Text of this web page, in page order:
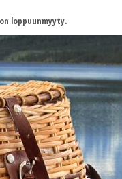
loppuunmyyty.